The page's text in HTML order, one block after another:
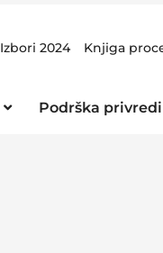
Izbori 2024 Knjiga
Podrška privredi